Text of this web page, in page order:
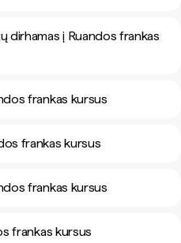
dirhamas į Ruandos frankas
frankas kursus
frankas kursus
frankas kursus
frankas kursus